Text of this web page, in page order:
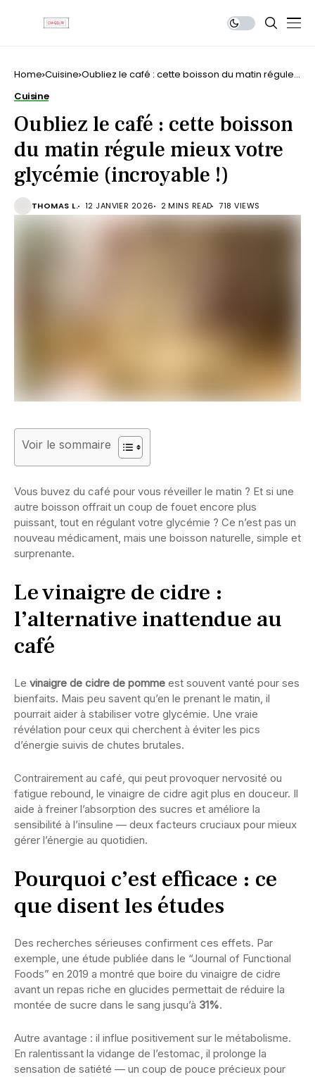
Home Cuisine Oubliez le café : cette boisson du matin régule
Cuisine
Oubliez le café : cette boisson
du matin régule mieux votre
glycémie (incroyable !)
THOMAS L. 12 JANVIER 2026 2 MINS READ 718 VIEWS
Voir le sommaire
Vous buvez du café pour vous réveiller le matin ? Et si une
autre boisson offrait un coup de fouet encore plus
puissant, tout en régulant votre glycémie ? Ce n’est pas un
nouveau médicament, mais une boisson naturelle, simple et
surprenante.
Le vinaigre de cidre :
l’alternative inattendue au
café
Le vinaigre de cidre de pomme est souvent vanté pour ses
bienfaits. Mais peu savent qu’en le prenant le matin, il
pourrait aider à stabiliser votre glycémie. Une vraie
révélation pour ceux qui cherchent à éviter les pics
d’énergie suivis de chutes brutales.
Contrairement au café, qui peut provoquer nervosité ou
fatigue rebound, le vinaigre de cidre agit plus en douceur. Il
aide à freiner l’absorption des sucres et améliore la
sensibilité à l’insuline — deux facteurs cruciaux pour mieux
gérer l’énergie au quotidien.
Pourquoi c’est efficace : ce
que disent les études
Des recherches sérieuses confirment ces effets. Par
exemple, une étude publiée dans le “Journal of Functional
Foods” en 2019 a montré que boire du vinaigre de cidre
avant un repas riche en glucides permettait de réduire la
montée de sucre dans le sang jusqu’à 31%.
Autre avantage : il influe positivement sur le métabolisme.
En ralentissant la vidange de l’estomac, il prolonge la
sensation de satiété — un coup de pouce précieux pour